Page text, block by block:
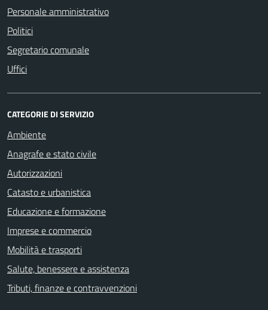
Personale amministrativo
Politici
Segretario comunale
Uffici
CATEGORIE DI SERVIZIO
Ambiente
Anagrafe e stato civile
Autorizzazioni
Catasto e urbanistica
Educazione e formazione
Imprese e commercio
Mobilità e trasporti
Salute, benessere e assistenza
Tributi, finanze e contravvenzioni